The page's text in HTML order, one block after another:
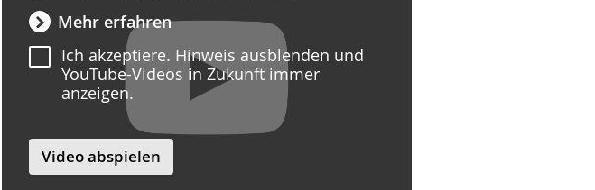
Mehr erfahren
Ich akzeptiere. Hinweis ausblenden und
YouTube-Videos in Zukunft immer
anzeigen.
Video abspielen